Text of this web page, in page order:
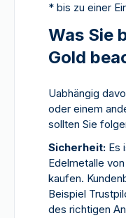
* bis zu einer
Was Sie
Gold
Uabhängig
oder einem
sollten Sie
Sicherheit: Es
Edelmetalle
kaufen.
Beispiel
des richtigen